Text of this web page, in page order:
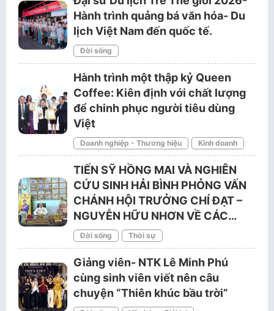
Hành trình quảng bá văn hóa- Du
lịch Việt Nam đến quốc tế.
Đời sống
Hành trình một thập kỷ Queen
Coffee: Kiên định với chất lượng
để chinh phục người tiêu dùng
Việt
Doanh nghiệp - Thương hiệu Kinh doanh
TIẾN SỸ HỒNG MAI VÀ NGHIÊN
CỨU SINH HẢI BÌNH PHỎNG VẤN
CHÁNH HỘI TRƯỞNG CHÍ ĐẠT –
NGUYỄN HỮU NHƠN VỀ CÁC…
Đời sống Thời sự
Giảng viên- NTK Lê Minh Phú
cùng sinh viên viết nên câu
chuyện “Thiên khúc bầu trời”